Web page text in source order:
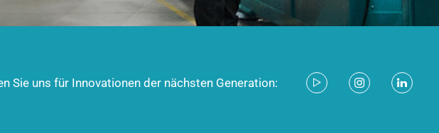
Sie uns für Innovationen der nächsten Generation: